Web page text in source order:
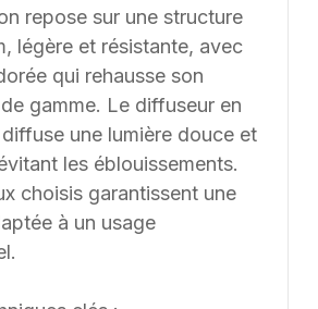
repose sur une structure
légère et résistante, avec
qui rehausse son
gamme. Le diffuseur en
une lumière douce et
les éblouissements.
choisis garantissent une
à un usage